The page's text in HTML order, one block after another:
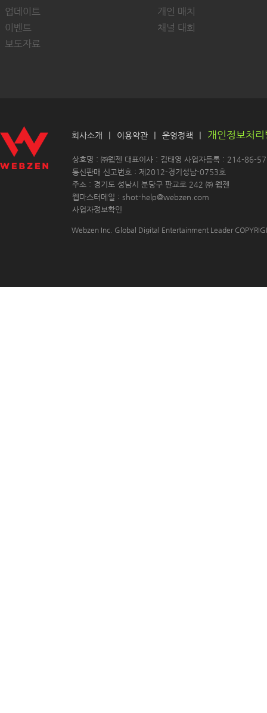
업데이트
이벤트
보도자료
개인 매치
채널 대회
회사소개 | 이용약관 | 운영정책 | 개인정보처
상호명 : ㈜웹젠 대표이사 : 김태영 사업자등록 : 214-86-
통신판매 신고번호 : 제2012-경기성남-0753호
주소 : 경기도 성남시 분당구 판교로 242 ㈜ 웹젠
웹마스터메일 : shot-help@webzen.com
사업자정보확인
Webzen Inc. Global Digital Entertainment Leader